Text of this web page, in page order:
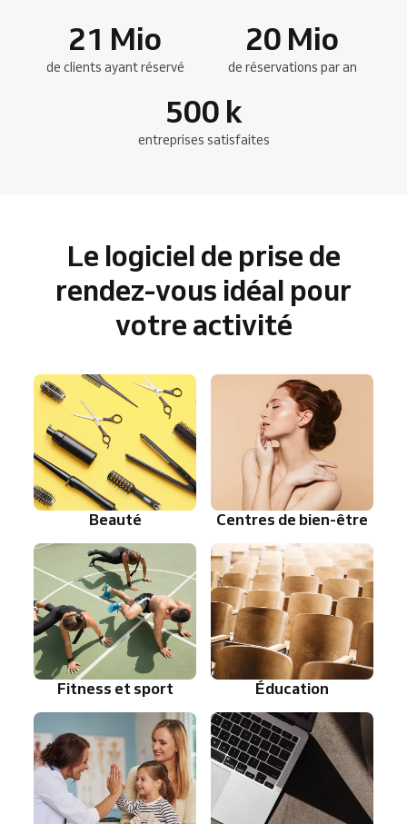
21 Mio
de clients ayant réservé
20 Mio
de réservations par an
500 k
entreprises satisfaites
Le logiciel de prise de
rendez-vous idéal pour
votre activité
Beauté Centres de bien-être
Fitness et sport Éducation